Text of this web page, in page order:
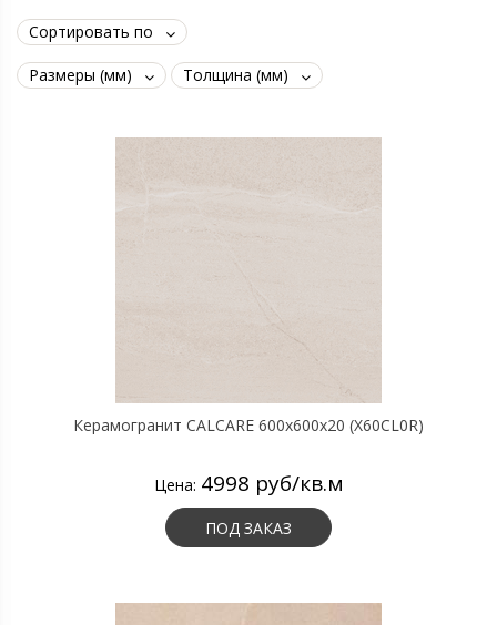
Сортировать по
Размеры (мм) Толщина (мм)
Керамогранит CALCARE 600х600х20 (X60CL0R)
Цена: 4998 руб/кв.м
ПОД ЗАКАЗ